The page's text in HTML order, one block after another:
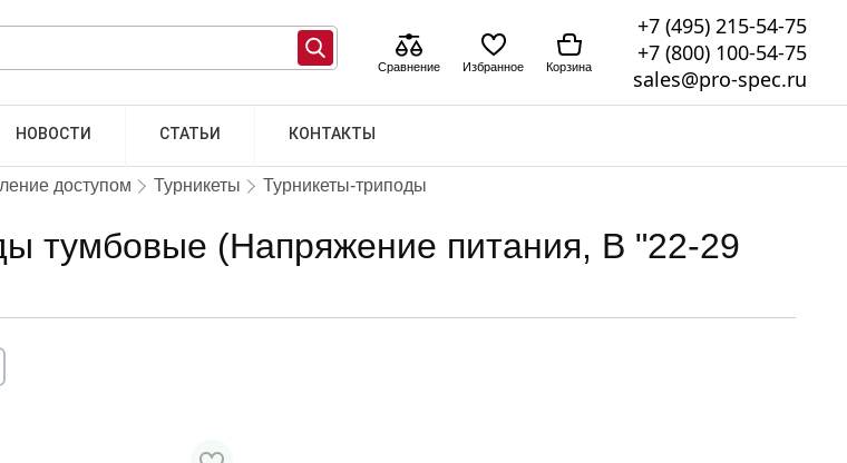
НОВОСТИ СТАТЬИ КОНТАКТЫ
Сравнение Избранное Корзина
+7 (495) 215-54-75
+7 (800) 100-54-75
sales@pro-spec.ru
доступом Турникеты Турникеты-триподы
тумбовые (Напряжение питания, В "22-29